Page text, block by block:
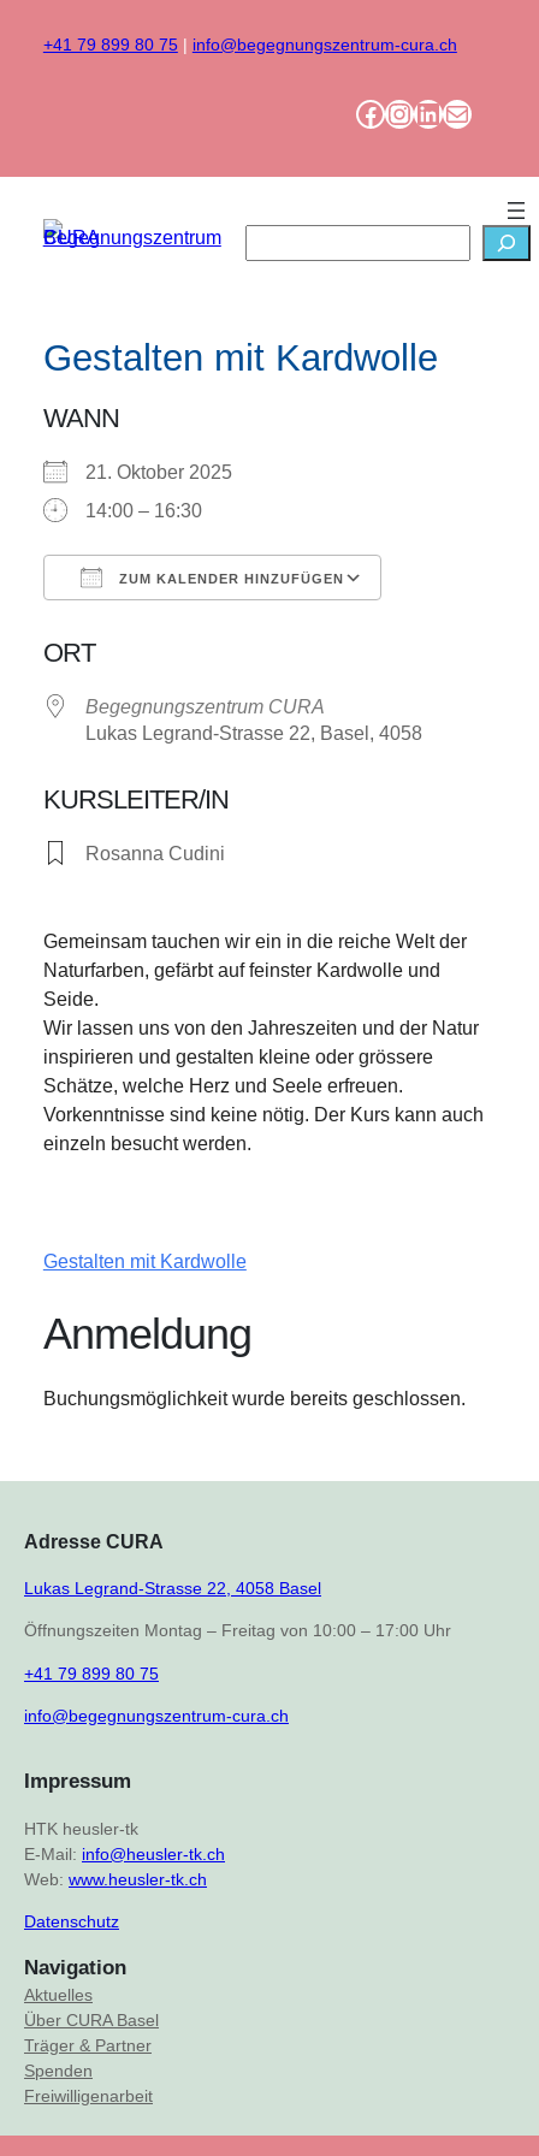
Inhalt+41 79 899 80 75| info@begegnungszentrum-cura.ch
Facebook InstagramLinkedIn Mail
Gestalten mit Kardwolle
WANN
21. Oktober 2025
14:00 – 16:30
ZUM KALENDER HINZUFÜGEN
ORT
Begegnungszentrum CURA
Lukas Legrand-Strasse 22, Basel, 4058
KURSLEITER/IN
Rosanna Cudini
Gemeinsam tauchen wir ein in die reiche Welt der
Naturfarben, gefärbt auf feinster Kardwolle und
Seide.
Wir lassen uns von den Jahreszeiten und der Natur
inspirieren und gestalten kleine oder grössere
Schätze, welche Herz und Seele erfreuen.
Vorkenntnisse sind keine nötig. Der Kurs kann auch
einzeln besucht werden.
Gestalten mit Kardwolle
Anmeldung
Buchungsmöglichkeit wurde bereits geschlossen.
Adresse CURA
Lukas Legrand-Strasse 22, 4058 Basel
Öffnungszeiten Montag – Freitag von 10:00 – 17:00 Uhr
+41 79 899 80 75
info@begegnungszentrum-cura.ch
Impressum
HTK heusler-tk
E-Mail: info@heusler-tk.ch
Web: www.heusler-tk.ch
Datenschutz
Navigation
Aktuelles
Über CURA Basel
Träger & Partner
Spenden
Freiwilligenarbeit